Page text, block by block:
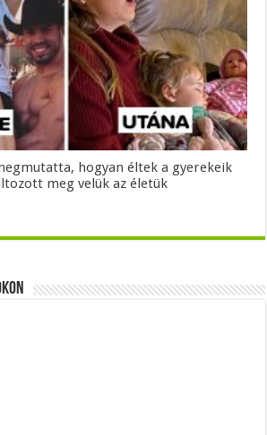
hogyan éltek a gyerekeik
meg velük az életük